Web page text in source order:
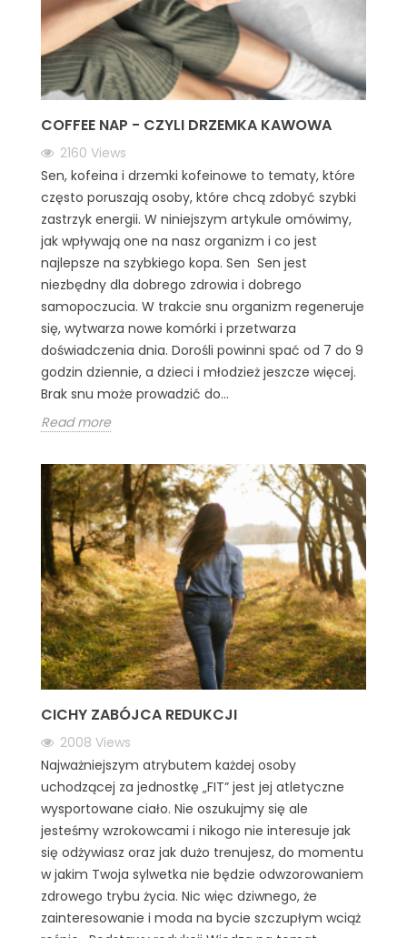
COFFEE NAP - CZYLI DRZEMKA KAWOWA
2160 Views
Sen, kofeina i drzemki kofeinowe to tematy, które
często poruszają osoby, które chcą zdobyć szybki
zastrzyk energii. W niniejszym artykule omówimy,
jak wpływają one na nasz organizm i co jest
najlepsze na szybkiego kopa. Sen Sen jest
niezbędny dla dobrego zdrowia i dobrego
samopoczucia. W trakcie snu organizm regeneruje
się, wytwarza nowe komórki i przetwarza
doświadczenia dnia. Dorośli powinni spać od 7 do 9
godzin dziennie, a dzieci i młodzież jeszcze więcej.
Brak snu może prowadzić do...
Read more
CICHY ZABÓJCA REDUKCJI
2008 Views
Najważniejszym atrybutem każdej osoby
uchodzącej za jednostkę „FIT” jest jej atletyczne
wysportowane ciało. Nie oszukujmy się ale
jesteśmy wzrokowcami i nikogo nie interesuje jak
się odżywiasz oraz jak dużo trenujesz, do momentu
w jakim Twoja sylwetka nie będzie odwzorowaniem
zdrowego trybu życia. Nic więc dziwnego, że
zainteresowanie i moda na bycie szczupłym wciąż